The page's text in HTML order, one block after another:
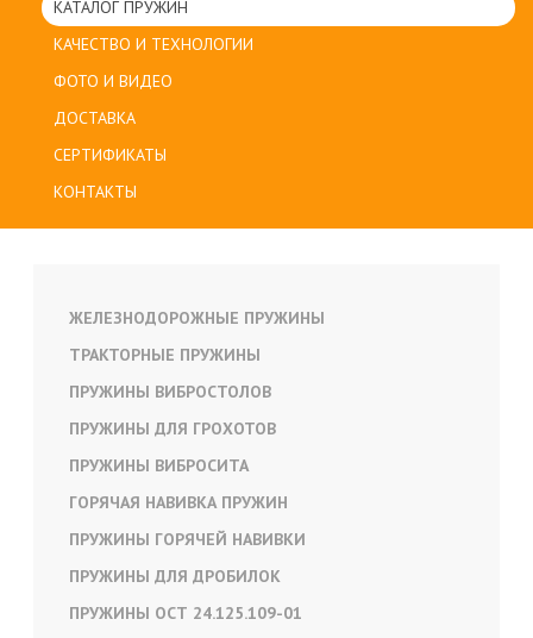
КАТАЛОГ ПРУЖИН
КАЧЕСТВО И ТЕХНОЛОГИИ
ФОТО И ВИДЕО
ДОСТАВКА
СЕРТИФИКАТЫ
КОНТАКТЫ
ЖЕЛЕЗНОДОРОЖНЫЕ ПРУЖИНЫ
ТРАКТОРНЫЕ ПРУЖИНЫ
ПРУЖИНЫ ВИБРОСТОЛОВ
ПРУЖИНЫ ДЛЯ ГРОХОТОВ
ПРУЖИНЫ ВИБРОСИТА
ГОРЯЧАЯ НАВИВКА ПРУЖИН
ПРУЖИНЫ ГОРЯЧЕЙ НАВИВКИ
ПРУЖИНЫ ДЛЯ ДРОБИЛОК
ПРУЖИНЫ ОСТ 24.125.109-01